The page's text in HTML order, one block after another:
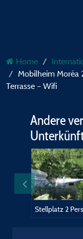
Home
Mobilheim Moréa
Terrasse – Wifi
Andere